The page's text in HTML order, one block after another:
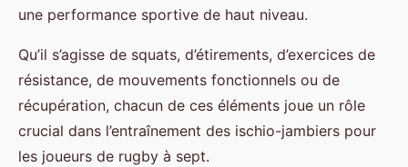
une performance sportive de haut niveau.
Qu’il s’agisse de squats, d’étirements, d’exercices de
résistance, de mouvements fonctionnels ou de
récupération, chacun de ces éléments joue un rôle
crucial dans l’entraînement des ischio-jambiers pour
les joueurs de rugby à sept.